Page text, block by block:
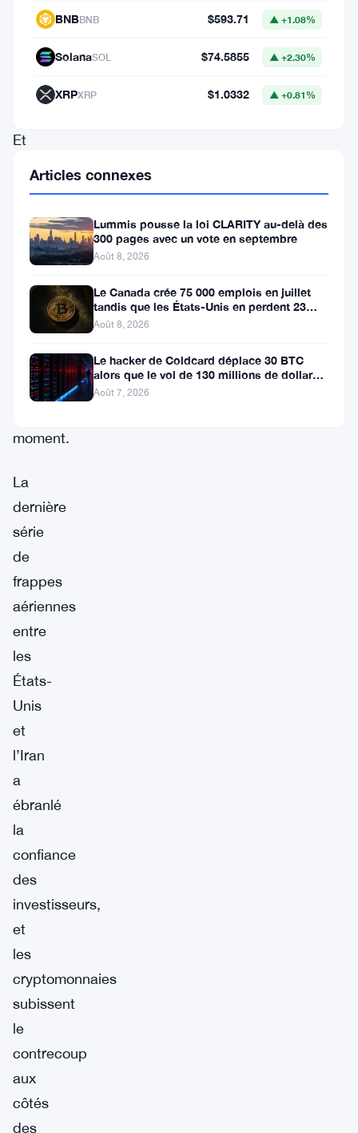
Et
marchés,
partout,
sont
plutôt
sur
qui-
vive
moment.
La
dernière
série
de
frappes
aériennes
entre
les
États-
Unis
et
l’Iran
a
ébranlé
la
confiance
des
investisseurs,
et
les
cryptomonnaies
subissent
le
contrecoup
aux
côtés
des
BNBBNB $593.71 ▲ +1.08%
SolanaSOL $74.5855 ▲ +2.30%
XRPXRP $1.0332 ▲ +0.81%
Articles connexes
Lummis pousse la loi CLARITY au-delà des
300 pages avec un vote en septembre
Août 8, 2026
Le Canada crée 75 000 emplois en juillet
tandis que les États-Unis en perdent 23
000, Bitcoin reste à 65K
Août 8, 2026
Le hacker de Coldcard déplace 30 BTC
alors que le vol de 130 millions de dollars
entre dans une nouvelle phase
Août 7, 2026